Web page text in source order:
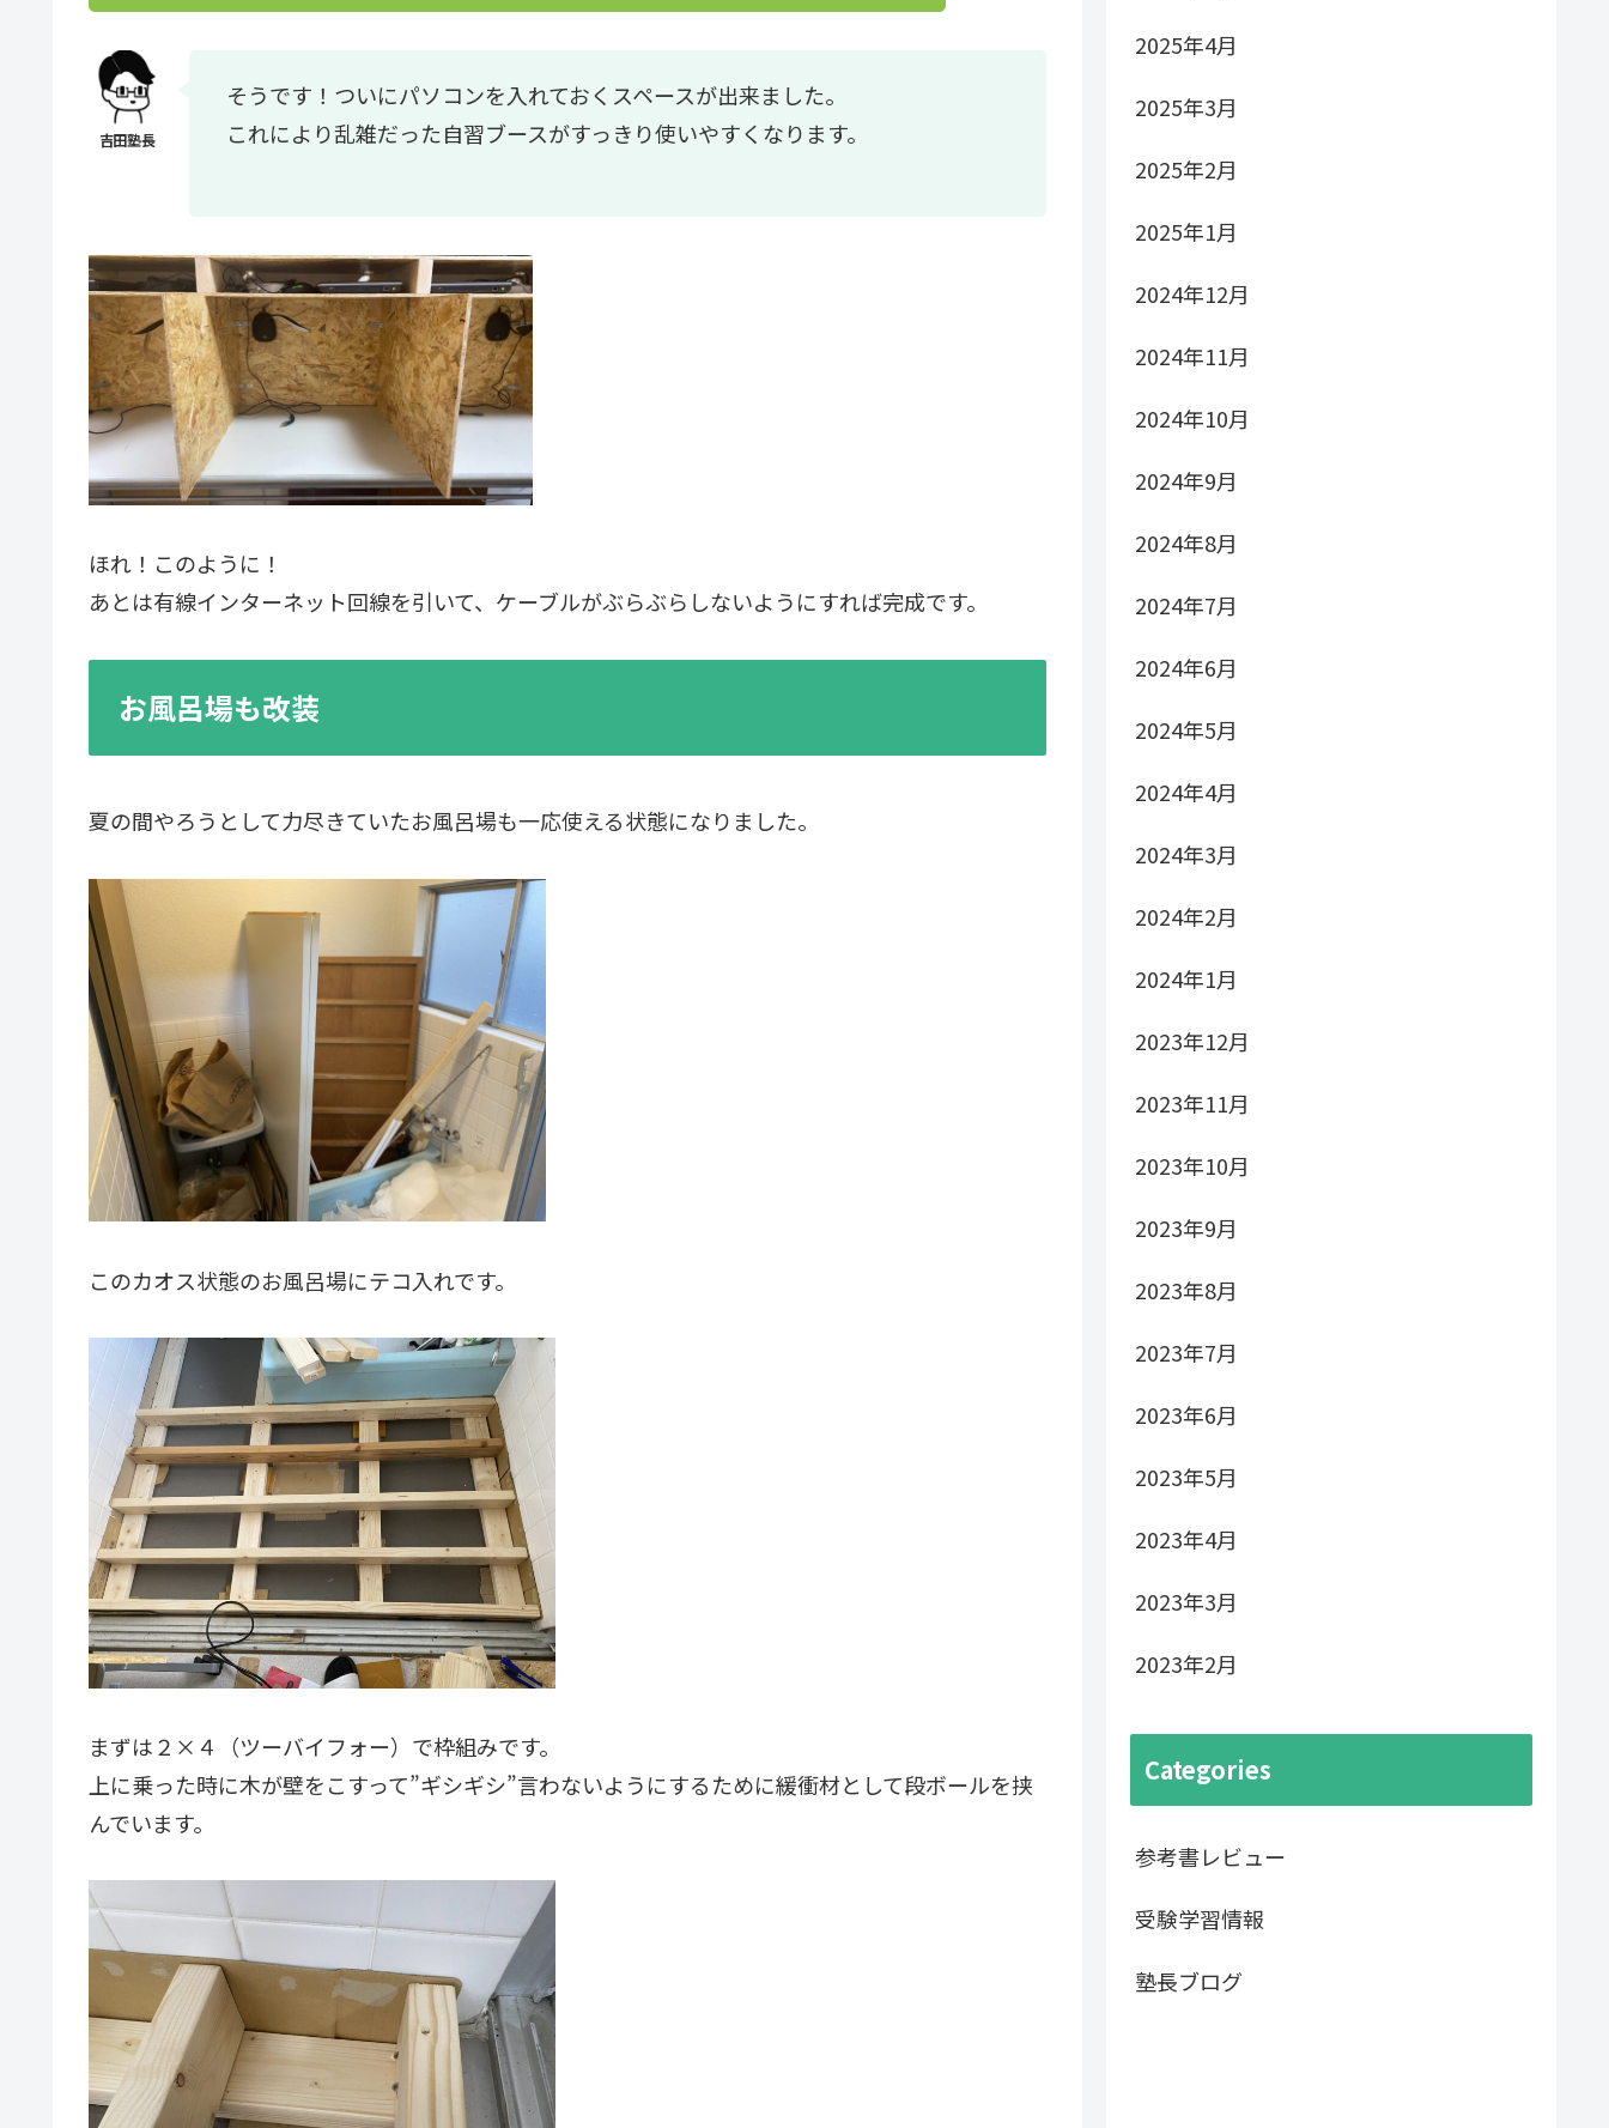
そうです！ついにパソコンを入れておくスペースが出来ました。
これにより乱雑だった自習ブースがすっきり使いやすくなります。
ほれ！このように！
あとは有線インターネット回線を引いて、ケーブルがぶらぶらしないようにすれば完成です。
お風呂場も改装
夏の間やろうとして力尽きていたお風呂場も一応使える状態になりました。
このカオス状態のお風呂場にテコ入れです。
まずは２×４（ツーバイフォー）で枠組みです。
上に乗った時に木が壁をこすって”ギシギシ”言わないようにするために緩衝材として段ボールを挟
んでいます。
2025年4月
2025年3月
2025年2月
2025年1月
2024年12月
2024年11月
2024年10月
2024年9月
2024年8月
2024年7月
2024年6月
2024年5月
2024年4月
2024年3月
2024年2月
2024年1月
2023年12月
2023年11月
2023年10月
2023年9月
2023年8月
2023年7月
2023年6月
2023年5月
2023年4月
2023年3月
2023年2月
Categories
参考書レビュー
受験学習情報
塾長ブログ